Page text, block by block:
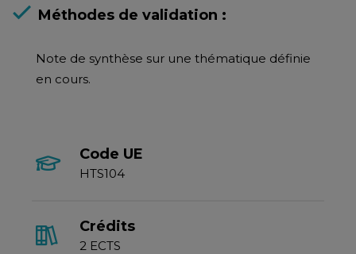
Méthodes de validation :
Note de synthèse sur une thématique définie
en cours.
Code UE
HTS104
Crédits
2 ECTS